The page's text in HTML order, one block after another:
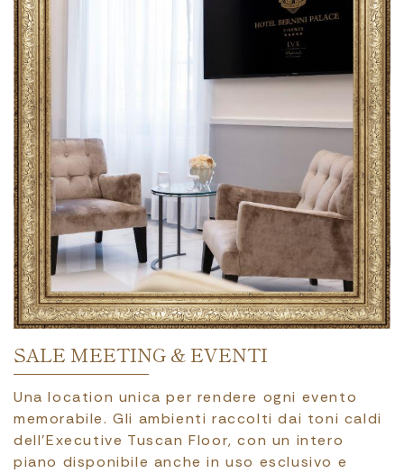
FESTEGGIAMENTI
Nella suggestiva atmosfera di Firenze, culla del
Rinascimento, il Bernini Palace rappresenta la
cornice ideale per celebrare occasioni speciali.
Uno dei luoghi più eleganti ed esclusivi della